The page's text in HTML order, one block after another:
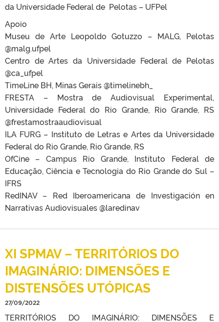
da Universidade Federal de Pelotas – UFPel
Apoio
Museu de Arte Leopoldo Gotuzzo – MALG, Pelotas
@malg.ufpel
Centro de Artes da Universidade Federal de Pelotas
@ca_ufpel
TimeLine BH, Minas Gerais @timelinebh_
FRESTA – Mostra de Audiovisual Experimental,
Universidade Federal do Rio Grande, Rio Grande, RS
@frestamostraaudiovisual
ILA FURG – Instituto de Letras e Artes da Universidade
Federal do Rio Grande, Rio Grande, RS
OfCine – Campus Rio Grande, Instituto Federal de
Educação, Ciência e Tecnologia do Rio Grande do Sul –
IFRS
RedINAV – Red Iberoamericana de Investigación en
Narrativas Audiovisuales @laredinav
XI SPMAV – TERRITÓRIOS DO
IMAGINÁRIO: DIMENSÕES E
DISTENSÕES UTÓPICAS
27/09/2022
TERRITÓRIOS DO IMAGINÁRIO: DIMENSÕES E